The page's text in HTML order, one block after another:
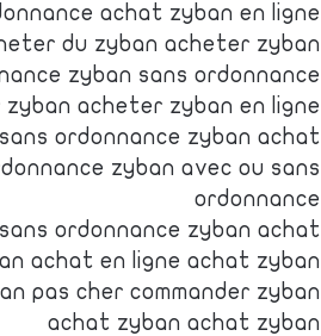
achat zyban en ligne
du zyban acheter zyban
zyban sans ordonnance
acheter zyban en ligne
ordonnance zyban achat
zyban avec ou sans
ordonnance
ordonnance zyban achat
achat en ligne achat zyban
pas cher commander zyban
achat zyban achat zyban